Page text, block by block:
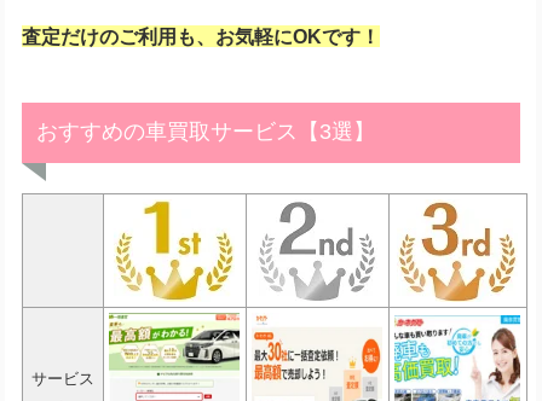
査定だけのご利用も、お気軽にOKです！
おすすめの車買取サービス【3選】
サービス